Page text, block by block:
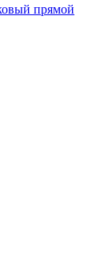
прямой